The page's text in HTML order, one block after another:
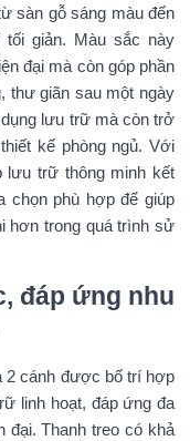
sàn gỗ sáng màu đến
giản. Màu sắc này
đại mà còn góp phần
thư giãn sau một ngày
lưu trữ mà còn trở
kế phòng ngủ. Với
lưu trữ thông minh kết
chọn phù hợp để giúp
hơn trong quá trình sử
đáp ứng nhu
2 cánh được bố trí hợp
linh hoạt, đáp ứng đa
đại. Thanh treo có khả